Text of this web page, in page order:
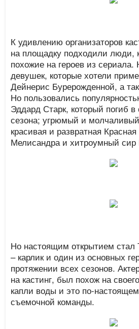
К удивлению организаторов
на площадку подходили люди,
похожие на героев из
девушек, которые хотели
Дейнерис Бурерожденной, а
Но пользовались
Эддард Старк, который погиб в
сезона; угрюмый и
красивая и развратная
Мелисандра и хитроумный
Но настоящим открытием стал
– карлик и один из основных
протяжении всех сезонов.
на кастинг, был похож на
капли воды и это по-
съемочной команды.